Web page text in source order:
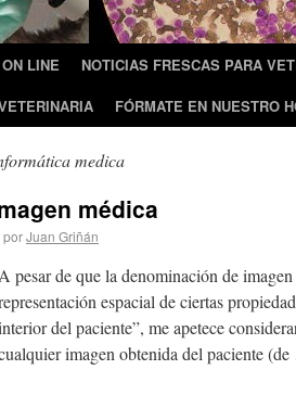
LINE NOTICIAS FRESCAS PARA
FÓRMATE EN NUESTRO
medica
médica
porJuan Griñán
A pesar de que la denominación de
espacial de ciertas
del paciente”, me apetece
imagen obtenida del paciente